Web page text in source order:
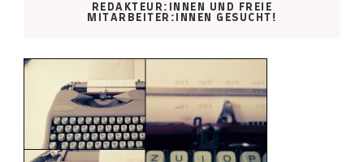
REDAKTEUR:INNEN UND FREIE
MITARBEITER:INNEN GESUCHT!